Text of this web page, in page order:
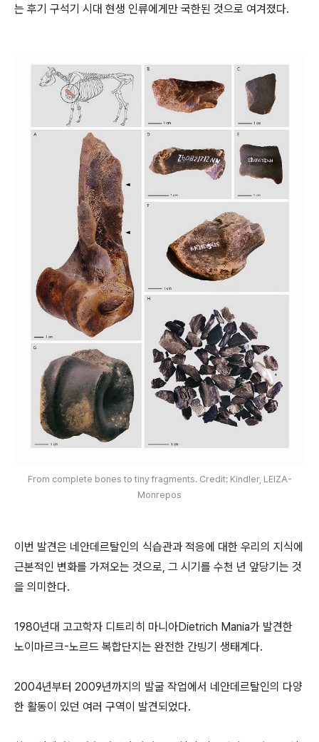
는 후기 구석기 시대 현생 인류에게만 국한된 것으로 여겨졌다.
From complete bones to tiny fragments. Credit: Kindler, LEIZA-
Monrepos
이번 발견은 네안데르탈인의 식습관과 적응에 대한 우리의 지식에
근본적인 변화를 가져오는 것으로, 그 시기를 수천 년 앞당기는 것
을 의미한다.
1980년대 고고학자 디트리히 마니아Dietrich Mania가 발견한
노이마르크-노르드 복합단지는 완전한 간빙기 생태계다.
2004년부터 2009년까지의 발굴 작업에서 네안데르탈인의 다양
한 활동이 있던 여러 구역이 발견되었다.